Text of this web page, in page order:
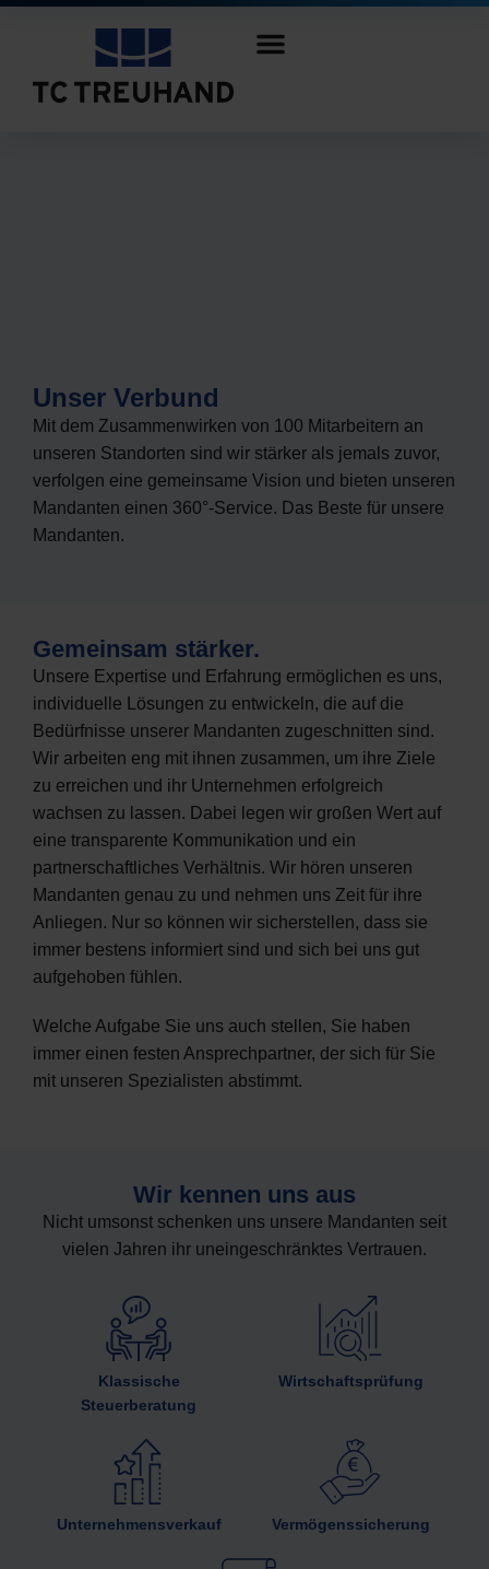
Unser Verbund
Mit dem Zusammenwirken von 100 Mitarbeitern an
unseren Standorten sind wir stärker als jemals zuvor,
verfolgen eine gemeinsame Vision und bieten unseren
Mandanten einen 360°-Service. Das Beste für unsere
Mandanten.
Gemeinsam stärker.
Unsere Expertise und Erfahrung ermöglichen es uns,
individuelle Lösungen zu entwickeln, die auf die
Bedürfnisse unserer Mandanten zugeschnitten sind.
Wir arbeiten eng mit ihnen zusammen, um ihre Ziele
zu erreichen und ihr Unternehmen erfolgreich
wachsen zu lassen. Dabei legen wir großen Wert auf
eine transparente Kommunikation und ein
partnerschaftliches Verhältnis. Wir hören unseren
Mandanten genau zu und nehmen uns Zeit für ihre
Anliegen. Nur so können wir sicherstellen, dass sie
immer bestens informiert sind und sich bei uns gut
aufgehoben fühlen.
Welche Aufgabe Sie uns auch stellen, Sie haben
immer einen festen Ansprechpartner, der sich für Sie
mit unseren Spezialisten abstimmt.
Wir kennen uns aus
Nicht umsonst schenken uns unsere Mandanten seit
vielen Jahren ihr uneingeschränktes Vertrauen.
Klassische
Steuerberatung
Wirtschaftsprüfung
Unternehmens­verkauf Vermögens­sicherung